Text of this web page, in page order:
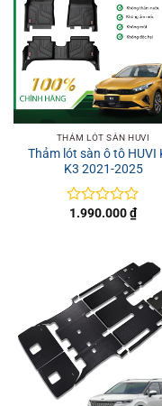
THẢM LÓT SÀN HUVI
Thảm lót sàn ô tô HUVI
K3 2021-2025
Được
1.990.000₫